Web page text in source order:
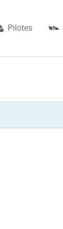
Pilotes